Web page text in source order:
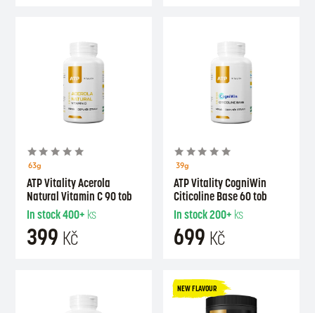
63g
ATP Vitality Acerola
Natural Vitamin C 90 tob
In stock400+ ks
399 Kč
39g
ATP Vitality CogniWin
Citicoline Base 60 tob
In stock200+ ks
699 Kč
NEW FLAVOUR